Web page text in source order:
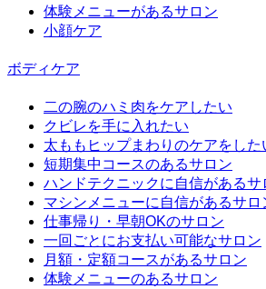
体験メニューがあるサロン
小顔ケア
ボディケア
二の腕のハミ肉をケアしたい
クビレを手に入れたい
太ももヒップまわりのケアをした
短期集中コースのあるサロン
ハンドテクニックに自信があるサ
マシンメニューに自信があるサロ
仕事帰り・早朝OKのサロン
一回ごとにお支払い可能なサロン
月額・定額コースがあるサロン
体験メニューのあるサロン